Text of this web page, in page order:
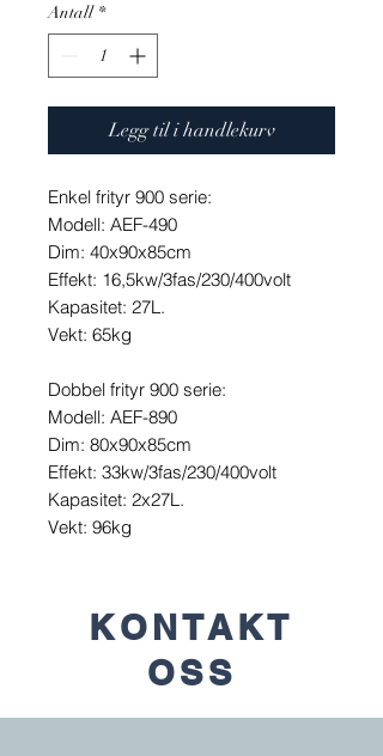
Antall *
Legg til i handlekurv
Enkel frityr 900 serie:
Modell: AEF-490
Dim: 40x90x85cm
Effekt: 16,5kw/3fas/230/400volt
Kapasitet: 27L.
Vekt: 65kg
Dobbel frityr 900 serie:
Modell: AEF-890
Dim: 80x90x85cm
Effekt: 33kw/3fas/230/400volt
Kapasitet: 2x27L.
Vekt: 96kg
KONTAKT
OSS